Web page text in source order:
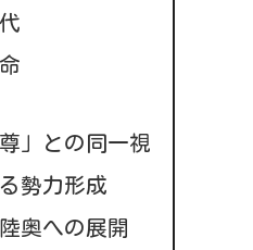
」との同一視
勢力形成
奥への展開